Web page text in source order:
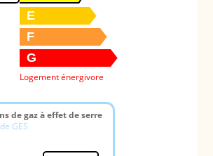
E
F
G
Logement énergivore
de gaz à effet de serre
GES